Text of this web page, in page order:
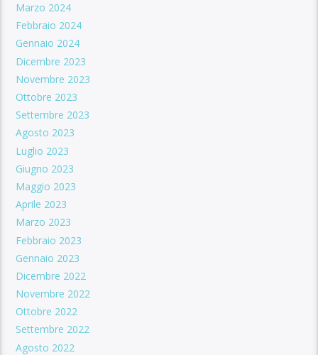
Marzo 2024
Febbraio 2024
Gennaio 2024
Dicembre 2023
Novembre 2023
Ottobre 2023
Settembre 2023
Agosto 2023
Luglio 2023
Giugno 2023
Maggio 2023
Aprile 2023
Marzo 2023
Febbraio 2023
Gennaio 2023
Dicembre 2022
Novembre 2022
Ottobre 2022
Settembre 2022
Agosto 2022